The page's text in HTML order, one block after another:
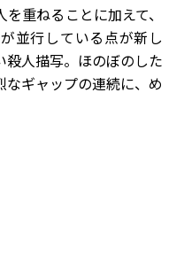
重ねることに加えて、
並行している点が新し
殺人描写。ほのぼのした
ギャップの連続に、め